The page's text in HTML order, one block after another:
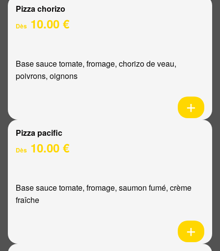
Pizza chorizo
Dès 10.00 €
Base sauce tomate, fromage, chorizo de veau,
poivrons, oignons
Pizza pacific
Dès 10.00 €
Base sauce tomate, fromage, saumon fumé, crème
fraîche